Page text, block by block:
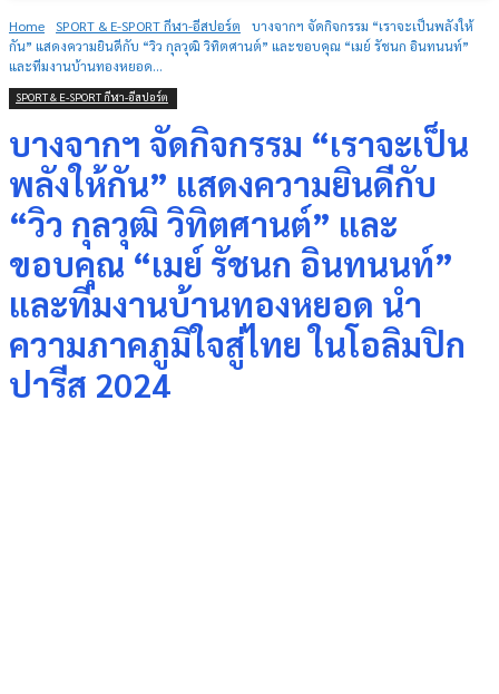
Home SPORT & E-SPORT กีฬา-อีสปอร์ต
บางจากฯ จัดกิจกรรม “เราจะเป็นพลังให้
กัน” แสดงความยินดีกับ “วิว กุลวุฒิ วิทิตศานต์” และขอบคุณ “เมย์ รัชนก อินทนนท์”
และทีมงานบ้านทองหยอด...
SPORT & E-SPORT กีฬา-อีสปอร์ต
บางจากฯ จัดกิจกรรม “เราจะเป็น
พลังให้กัน” แสดงความยินดีกับ
“วิว กุลวุฒิ วิทิตศานต์” และ
ขอบคุณ “เมย์ รัชนก อินทนนท์”
และทีมงานบ้านทองหยอด นำ
ความภาคภูมิใจสู่ไทย ในโอลิมปิก
ปารีส 2024